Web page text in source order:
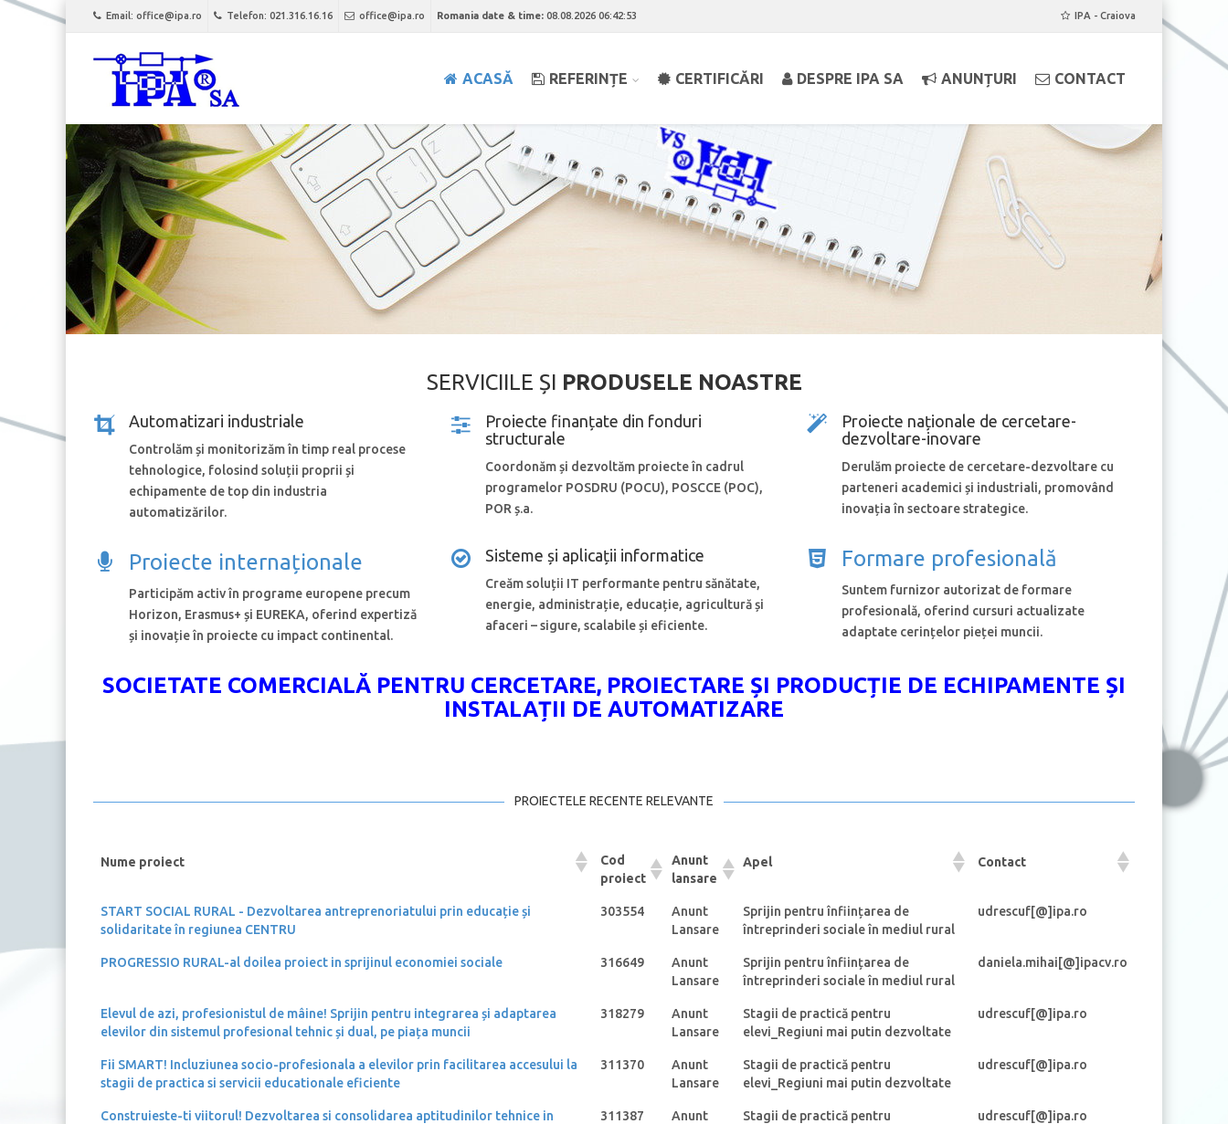
Email: office@ipa.ro Telefon: 021.316.16.16 office@ipa.ro Romania date & time: 08.08.2026 06:42:53 IPA - Craiova
ACASĂ REFERINȚE CERTIFICĂRI DESPRE IPA SA ANUNȚURI CONTACT
SERVICIILE ȘI PRODUSELE NOASTRE
Automatizari industriale
Controlăm și monitorizăm în timp real procese
tehnologice, folosind soluții proprii și
echipamente de top din industria
automatizărilor.
Proiecte internaționale
Participăm activ în programe europene precum
Horizon, Erasmus+ și EUREKA, oferind expertiză
și inovație în proiecte cu impact continental.
Proiecte finanțate din fonduri
structurale
Coordonăm și dezvoltăm proiecte în cadrul
programelor POSDRU (POCU), POSCCE (POC),
POR ș.a.
Sisteme și aplicații informatice
Creăm soluții IT performante pentru sănătate,
energie, administrație, educație, agricultură și
afaceri – sigure, scalabile și eficiente.
Proiecte naționale de cercetare-
dezvoltare-inovare
Derulăm proiecte de cercetare-dezvoltare cu
parteneri academici și industriali, promovând
inovația în sectoare strategice.
Formare profesională
Suntem furnizor autorizat de formare
profesională, oferind cursuri actualizate
adaptate cerințelor pieței muncii.
SOCIETATE COMERCIALĂ PENTRU CERCETARE, PROIECTARE ȘI PRODUCȚIE DE ECHIPAMENTE ȘI
INSTALAȚII DE AUTOMATIZARE
PROIECTELE RECENTE RELEVANTE
Nume proiect
Cod
proiect
Anunt
lansare
Apel Contact
START SOCIAL RURAL - Dezvoltarea antreprenoriatului prin educație și
solidaritate în regiunea CENTRU
303554
Anunt
Lansare
Sprijin pentru înființarea de
întreprinderi sociale în mediul rural
udrescuf[@]ipa.ro
PROGRESSIO RURAL-al doilea proiect in sprijinul economiei sociale 316649
Anunt
Lansare
Sprijin pentru înființarea de
întreprinderi sociale în mediul rural
daniela.mihai[@]ipacv.ro
Elevul de azi, profesionistul de mâine! Sprijin pentru integrarea și adaptarea
elevilor din sistemul profesional tehnic și dual, pe piața muncii
318279
Anunt
Lansare
Stagii de practică pentru
elevi_Regiuni mai putin dezvoltate
udrescuf[@]ipa.ro
Fii SMART! Incluziunea socio-profesionala a elevilor prin facilitarea accesului la
stagii de practica si servicii educationale eficiente
311370
Anunt
Lansare
Stagii de practică pentru
elevi_Regiuni mai putin dezvoltate
udrescuf[@]ipa.ro
Construieste-ti viitorul! Dezvoltarea si consolidarea aptitudinilor tehnice in
311387
Anunt
Stagii de practică pentru
udrescuf[@]ipa.ro